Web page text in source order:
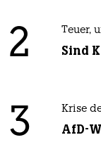
2 Teuer,
Sind
3 Krise
AfD-